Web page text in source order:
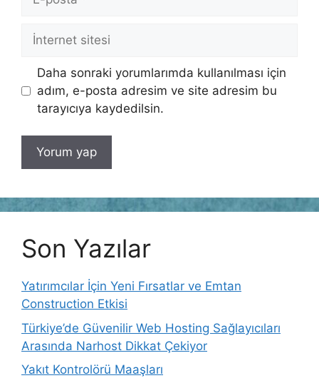
posta
İnternet
sitesi
Daha sonraki yorumlarımda kullanılması için
adım, e-posta adresim ve site adresim bu
tarayıcıya kaydedilsin.
Son Yazılar
Yatırımcılar İçin Yeni Fırsatlar ve Emtan
Construction Etkisi
Türkiye’de Güvenilir Web Hosting Sağlayıcıları
Arasında Narhost Dikkat Çekiyor
Yakıt Kontrolörü Maaşları